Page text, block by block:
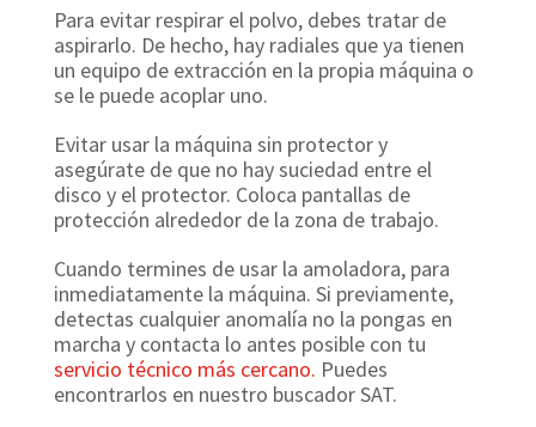
Para evitar respirar el polvo, debes tratar de
aspirarlo. De hecho, hay radiales que ya tienen
un equipo de extracción en la propia máquina o
se le puede acoplar uno.
Evitar usar la máquina sin protector y
asegúrate de que no hay suciedad entre el
disco y el protector. Coloca pantallas de
protección alrededor de la zona de trabajo.
Cuando termines de usar la amoladora, para
inmediatamente la máquina. Si previamente,
detectas cualquier anomalía no la pongas en
marcha y contacta lo antes posible con tu
servicio técnico más cercano. Puedes
encontrarlos en nuestro buscador SAT.